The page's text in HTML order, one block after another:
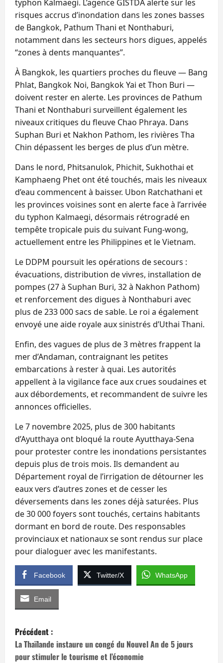
typhon Kalmaegi. L’agence GISTDA alerte sur les
risques accrus d’inondation dans les zones basses
de Bangkok, Pathum Thani et Nonthaburi,
notamment dans les secteurs hors digues, appelés
“zones à dents manquantes”.
À Bangkok, les quartiers proches du fleuve — Bang
Phlat, Bangkok Noi, Bangkok Yai et Thon Buri —
doivent rester en alerte. Les provinces de Pathum
Thani et Nonthaburi surveillent également les
niveaux critiques du fleuve Chao Phraya. Dans
Suphan Buri et Nakhon Pathom, les rivières Tha
Chin dépassent les berges de plus d’un mètre.
Dans le nord, Phitsanulok, Phichit, Sukhothai et
Kamphaeng Phet ont été touchés, mais les niveaux
d’eau commencent à baisser. Ubon Ratchathani et
les provinces voisines sont en alerte face à l’arrivée
du typhon Kalmaegi, désormais rétrogradé en
tempête tropicale puis du suivant Fung-wong,
actuellement entre les Philippines et le Vietnam.
Le DDPM poursuit les opérations de secours :
évacuations, distribution de vivres, installation de
pompes (27 à Suphan Buri, 32 à Nakhon Pathom)
et renforcement des digues à Nonthaburi avec
plus de 233 000 sacs de sable. Le roi a également
envoyé une aide royale aux sinistrés d’Uthai Thani.
Enfin, des vagues de plus de 3 mètres frappent la
mer d’Andaman, contraignant les petites
embarcations à rester à quai. Les autorités
appellent à la vigilance face aux crues soudaines et
aux débordements, et recommandent de suivre les
annonces officielles.
Le 7 novembre 2025, plus de 300 habitants
d’Ayutthaya ont bloqué la route Ayutthaya-Sena
pour protester contre les inondations persistantes
depuis plus de trois mois. Ils demandent au
Département royal de l’irrigation de détourner les
eaux vers d’autres zones et de cesser les
déversements dans les zones déjà saturées. Plus
de 30 000 foyers sont touchés, certains habitants
dormant en bord de route. Des responsables
provinciaux et nationaux se sont rendus sur place
pour dialoguer avec les manifestants.
Facebook Twitter/X WhatsApp
Email
N
a
Précédent :
La Thaïlande instaure un congé du Nouvel An de 5 jours
pour stimuler le tourisme et l’économie